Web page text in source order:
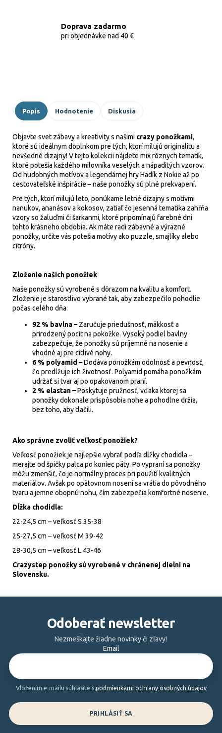
Doprava zadarmo
pri objednávke nad 40 €
Popis Hodnotenie Diskusia
Objavte svet zábavy a kreativity s našimi crazy ponožkami,
ktoré sú ideálnym doplnkom pre tých, ktorí milujú originalitu a
nevšedné dizajny! V tejto kolekcii nájdete mix rôznych tematík,
ktoré potešia každého milovníka veselých a nápaditých vzorov.
Od hudobných motívov a legendárnej hry Hadík z Nokie až po
cestovateľské inšpirácie – naše ponožky sú plné prekvapení.
Pre tých, ktorí milujú leto, ponúkame letné dizajny s motívmi
nanukov, ananásov a kokosov, zatiaľ čo jesenná tematika zahŕňa
vzory so žaluďmi či šarkanmi, ktoré pripomínajú farebné dni
tohto krásneho obdobia. Ak máte radi zábavné a výrazné
ponožky, určite vás potešia motívy ako puzzle, smajlíky alebo
citróny.
Zloženie našich ponožiek
Naše ponožky sú vyrobené s dôrazom na kvalitu a komfort.
Zloženie je starostlivo vybrané tak, aby zabezpečilo pohodlie
počas celého dňa:
92 % bavlna – Zaručuje priedušnosť, mäkkosť a
prirodzený pocit na pokožke. Vysoký podiel bavlny
zabezpečuje, že ponožky sú príjemné na nosenie a
vhodné aj pre citlivé nohy.
6 % polyamid –Dodáva ponožkám odolnosť a pevnosť,
čo predlžuje ich životnosť. Polyamid pomáha ponožkám
udržať si tvar aj po opakovanom praní.
2 % elastan –Poskytuje pružnosť, vďaka ktorej sa
ponožky dokonale prispôsobia nohe a pohodlne držia,
bez toho, aby tlačili.
Ako správne zvoliť veľkosť ponožiek?
Veľkosť ponožiek je najlepšie vybrať podľa dĺžky chodidla –
merajte od špičky palca po koniec päty. Po vypraní sa ponožky
môžu zmenšiť, čo je normálny proces pri použití kvalitných
materiálov. Avšak po opätovnom nosení sa vrátia do pôvodného
tvaru a jemne obopnú nohu, čím zabezpečia komfortné nosenie.
Dĺžka chodidla:
22-24,5 cm – veľkosť S 35-38
25-27,5 cm – veľkosť M 39-42
28-30,5 cm – veľkosť L 43-46
Crazystep ponožky sú vyrobené v chránenej dielni na
Slovensku.
Odoberať newsletter
Nezmeškajte žiadne novinky či zľavy!
Email
Vložením e-mailu súhlasíte s podmienkami ochrany osobných údajov
PRIHLÁSIŤ SA